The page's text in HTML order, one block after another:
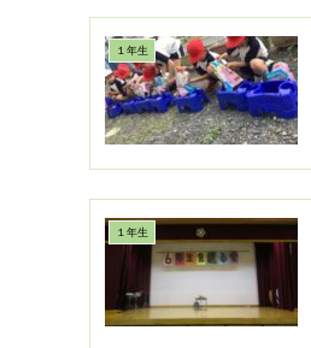
１年生
１年生